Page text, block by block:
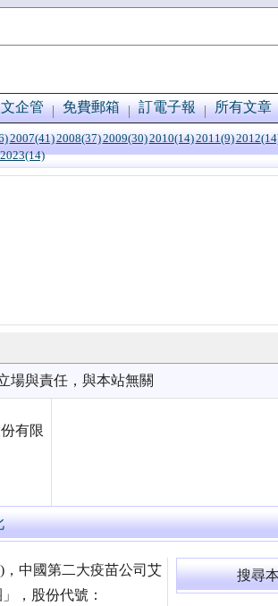
企管 免費郵箱 訂電子報 所有文章
2007(41)2008(37)2009(30)2010(14)2011(9)
2023(14)
場與責任，與本站無關
有限
，中國第二大疫苗公司艾
，股份代號：
搜尋